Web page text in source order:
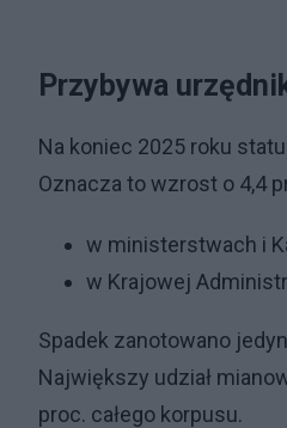
Przybywa
Na koniec 2025 roku
Oznacza to wzrost o 4,4
w ministerstwach i
w Krajowej
Spadek zanotowano
Największy udział
proc. całego korpusu.